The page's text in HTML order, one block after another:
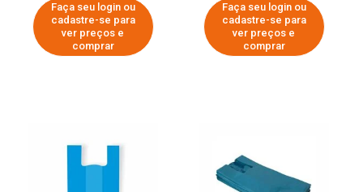
Faça seu login ou
cadastre-se para
ver preços e
comprar
Faça seu login ou
cadastre-se para
ver preços e
comprar